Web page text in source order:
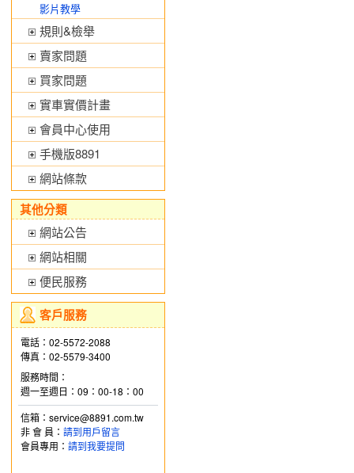
影片教學
規則&檢舉
賣家問題
買家問題
實車實價計畫
會員中心使用
手機版8891
網站條款
其他分類
網站公告
網站相關
便民服務
客戶服務
電話：02-5572-2088
傳真：02-5579-3400
服務時間：
週一至週日：09：00-18：00
信箱：service@8891.com.tw
非 會 員： 請到用戶留言
會員專用： 請到我要提問